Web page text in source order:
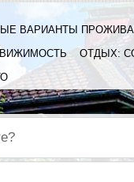
ВАРИАНТЫ
ОТДЫХ: